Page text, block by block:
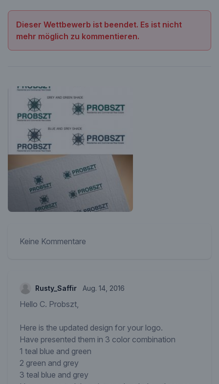
Dieser Wettbewerb ist beendet. Es ist nicht
mehr möglich zu kommentieren.
Keine Kommentare
Rusty_Saffir Aug. 14, 2016
Hello C. Probszt,
Here is the updated design for your logo.
Have presented them in 3 color combination
1 teal blue and green
2 green and grey
3 teal blue and grey